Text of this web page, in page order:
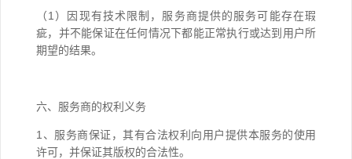
（1）因现有技术限制，服务商提供的服务可能存在瑕
疵，并不能保证在任何情况下都能正常执行或达到用户所
期望的结果。
六、服务商的权利义务
1、服务商保证，其有合法权利向用户提供本服务的使用
许可，并保证其版权的合法性。